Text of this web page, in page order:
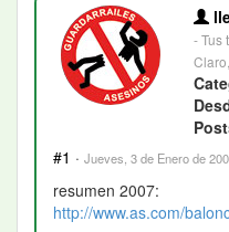
- Tus
#1 · Jueves, 3 de Enero de
resumen 2007:
http://www.as.com/